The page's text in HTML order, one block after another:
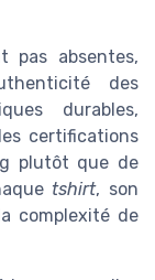
pas absentes,
des
durables,
certifications
plutôt que de
tshirt, son
complexité de